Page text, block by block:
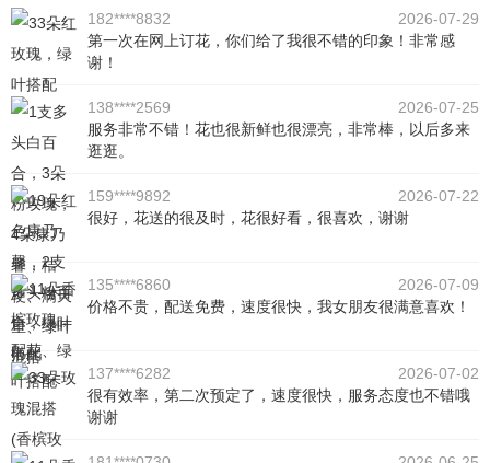
182****8832
2026-07-29
第一次在网上订花，你们给了我很不错的印象！非常感
谢！
138****2569
2026-07-25
服务非常不错！花也很新鲜也很漂亮，非常棒，以后多来
逛逛。
159****9892
2026-07-22
很好，花送的很及时，花很好看，很喜欢，谢谢
135****6860
2026-07-09
价格不贵，配送免费，速度很快，我女朋友很满意喜欢！
137****6282
2026-07-02
很有效率，第二次预定了，速度很快，服务态度也不错哦
谢谢